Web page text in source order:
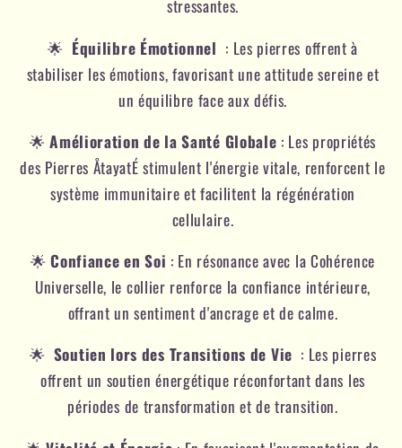
stressantes.
🌟 Équilibre Émotionnel : Les pierres offrent à
stabiliser les émotions, favorisant une attitude sereine et
un équilibre face aux défis.
🌟Amélioration de la Santé Globale : Les propriétés
des Pierres ÅtayatÉ stimulent l'énergie vitale, renforcent le
système immunitaire et facilitent la régénération
cellulaire.
🌟Confiance en Soi : En résonance avec la Cohérence
Universelle, le collier renforce la confiance intérieure,
offrant un sentiment d'ancrage et de calme.
🌟 Soutien lors des Transitions de Vie : Les pierres
offrent un soutien énergétique réconfortant dans les
périodes de transformation et de transition.